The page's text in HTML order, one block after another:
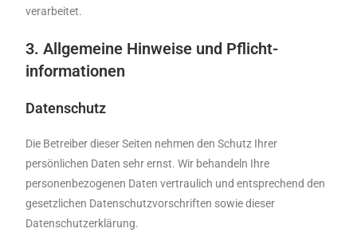
verarbeitet.
3. Allgemeine Hinweise und Pflicht­
informationen
Datenschutz
Die Betreiber dieser Seiten nehmen den Schutz Ihrer
persönlichen Daten sehr ernst. Wir behandeln Ihre
personenbezogenen Daten vertraulich und entsprechend den
gesetzlichen Datenschutzvorschriften sowie dieser
Datenschutzerklärung.